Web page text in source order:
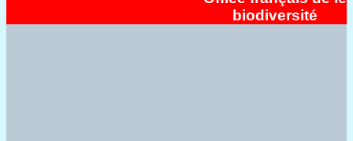
biodiversité